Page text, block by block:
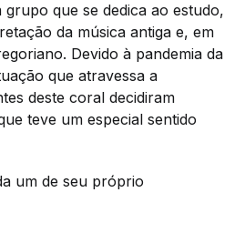
que se dedica ao estudo,
da música antiga e, em
Devido à pandemia da
que atravessa a
deste coral decidiram
teve um especial sentido
um de seu próprio